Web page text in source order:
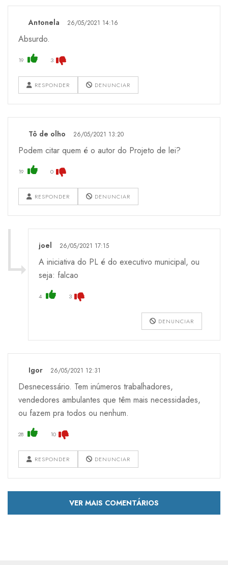
Antonela 26/05/2021 14:16
Absurdo.
19 3
RESPONDER DENUNCIAR
Tô de olho 26/05/2021 13:20
Podem citar quem é o autor do Projeto de lei?
19 0
RESPONDER DENUNCIAR
joel 26/05/2021 17:15
A iniciativa do PL é do executivo municipal, ou
seja: falcao
4 3
DENUNCIAR
Igor 26/05/2021 12:31
Desnecessário. Tem inúmeros trabalhadores,
vendedores ambulantes que têm mais necessidades,
ou fazem pra todos ou nenhum.
28 10
RESPONDER DENUNCIAR
VER MAIS COMENTÁRIOS